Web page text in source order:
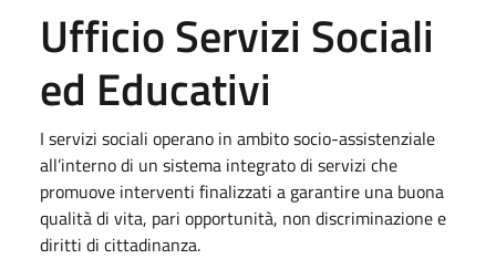
Ufficio Servizi Sociali
ed Educativi
I servizi sociali operano in ambito socio-assistenziale
all’interno di un sistema integrato di servizi che
promuove interventi finalizzati a garantire una buona
qualità di vita, pari opportunità, non discriminazione e
diritti di cittadinanza.